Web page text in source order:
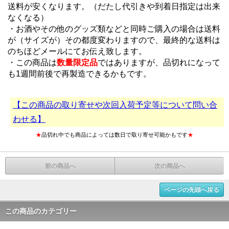
送料が安くなります。（だたし代引きや到着日指定は出来
なくなる）
・お酒やその他のグッズ類などと同時ご購入の場合は送料
が（サイズが）その都度変わりますので、最終的な送料は
のちほどメールにてお伝え致します。
・この商品は数量限定品ではありますが、品切れになって
も1週間前後で再製造できるかもです。
【この商品の取り寄せや次回入荷予定等について問い合
わせる】
★品切れ中でも商品によっては数日で取り寄せ可能かもです★
前の商品へ 次の商品へ
ページの先頭へ戻る
この商品のカテゴリー